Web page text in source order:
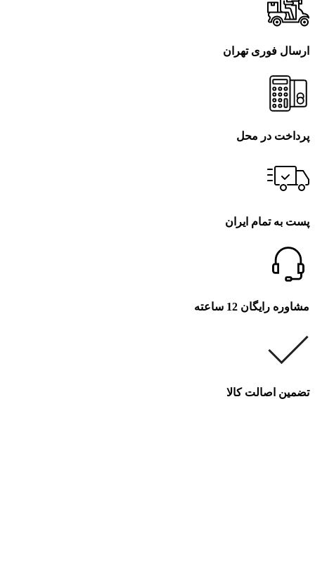
ارسال فوری تهران
پرداخت در محل
پست به تمام ایران
مشاوره رایگان 12 ساعته
تضمین اصالت کالا